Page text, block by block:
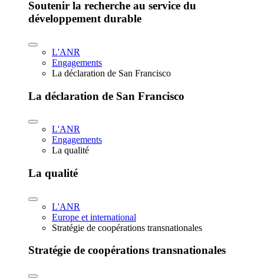
Soutenir la recherche au service du
développement durable
L'ANR
Engagements
La déclaration de San Francisco
La déclaration de San Francisco
L'ANR
Engagements
La qualité
La qualité
L'ANR
Europe et international
Stratégie de coopérations transnationales
Stratégie de coopérations transnationales